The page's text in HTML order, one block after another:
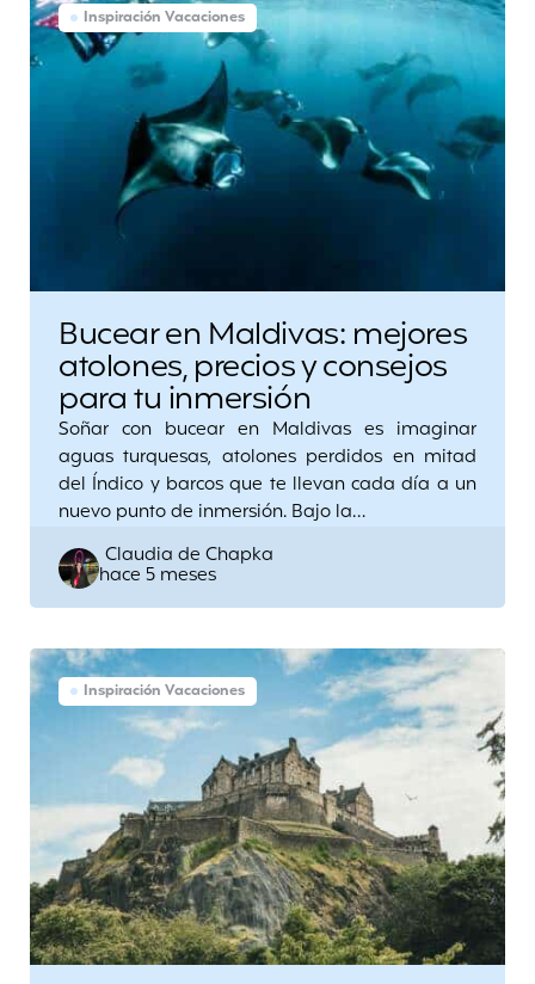
Inspiración Vacaciones
Bucear en Maldivas: mejores
atolones, precios y consejos
para tu inmersión
Soñar con bucear en Maldivas es imaginar
aguas turquesas, atolones perdidos en mitad
del Índico y barcos que te llevan cada día a un
nuevo punto de inmersión. Bajo la…
Posted
by
Claudia de Chapka
hace 5 meses
Inspiración Vacaciones